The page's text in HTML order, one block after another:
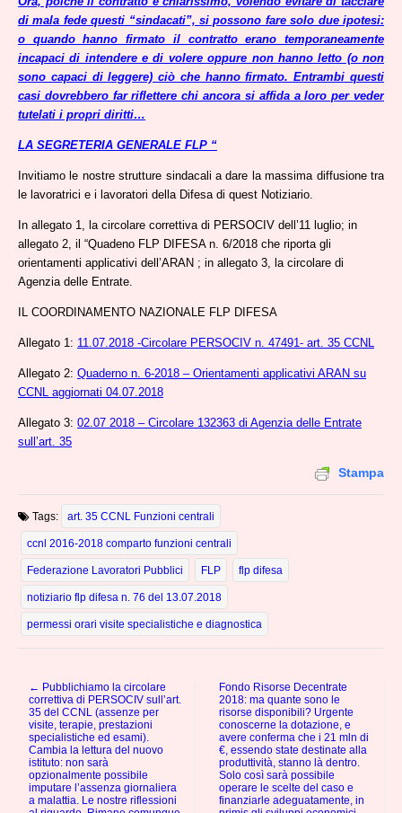
di mala fede questi “sindacati”, si possono fare solo due ipotesi:
o quando hanno firmato il contratto erano temporaneamente
incapaci di intendere e di volere oppure non hanno letto (o non
sono capaci di leggere) ciò che hanno firmato. Entrambi questi
casi dovrebbero far riflettere chi ancora si affida a loro per veder
tutelati i propri diritti…
LA SEGRETERIA GENERALE FLP “
Invitiamo le nostre strutture sindacali a dare la massima diffusione tra
le lavoratrici e i lavoratori della Difesa di quest Notiziario.
In allegato 1, la circolare correttiva di PERSOCIV dell’11 luglio; in
allegato 2, il “Quadeno FLP DIFESA n. 6/2018 che riporta gli
orientamenti applicativi dell’ARAN ; in allegato 3, la circolare di
Agenzia delle Entrate.
IL COORDINAMENTO NAZIONALE FLP DIFESA
Allegato 1: 11.07.2018 -Circolare PERSOCIV n. 47491- art. 35 CCNL
Allegato 2: Quaderno n. 6-2018 – Orientamenti applicativi ARAN su
CCNL aggiornati 04.07.2018
Allegato 3: 02.07 2018 – Circolare 132363 di Agenzia delle Entrate
sull’art. 35
Stampa
Tags: art. 35 CCNL Funzioni centrali
ccnl 2016-2018 comparto funzioni centrali
Federazione Lavoratori Pubblici FLP flp difesa
notiziario flp difesa n. 76 del 13.07.2018
permessi orari visite specialistiche e diagnostica
Post navigation
← Pubblichiamo la circolare
correttiva di PERSOCIV sull’art.
35 del CCNL (assenze per
visite, terapie, prestazioni
specialistiche ed esami).
Cambia la lettura del nuovo
istituto: non sarà
opzionalmente possibile
imputare l’assenza giornaliera
a malattia. Le nostre riflessioni
Fondo Risorse Decentrate
2018: ma quante sono le
risorse disponibili? Urgente
conoscerne la dotazione, e
avere conferma che i 21 mln di
€, essendo state destinate alla
produttività, stanno là dentro.
Solo così sarà possibile
operare le scelte del caso e
finanziarle adeguatamente, in